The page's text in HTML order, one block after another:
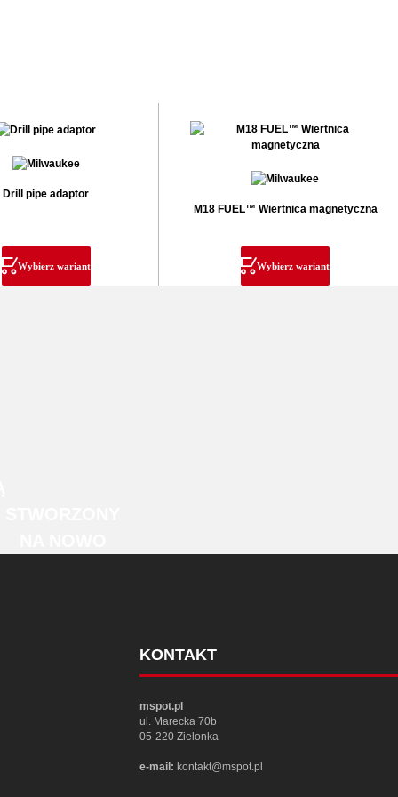
Drill pipe adaptor
Wybierz wariant
M18 FUEL™ Wiertnica magnetyczna
Wybierz wariant
KONTAKT
mspot.pl
ul. Marecka 70b
05-220 Zielonka
e-mail: kontakt@mspot.pl